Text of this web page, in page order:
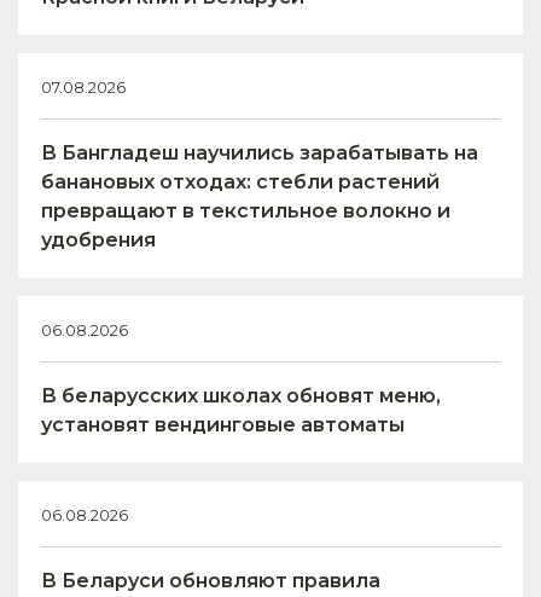
07.08.2026
В Бангладеш научились зарабатывать на
банановых отходах: стебли растений
превращают в текстильное волокно и
удобрения
06.08.2026
В беларусских школах обновят меню,
установят вендинговые автоматы
06.08.2026
В Беларуси обновляют правила